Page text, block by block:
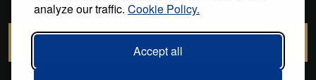
analyze our traffic. Cookie Policy.
Accept all